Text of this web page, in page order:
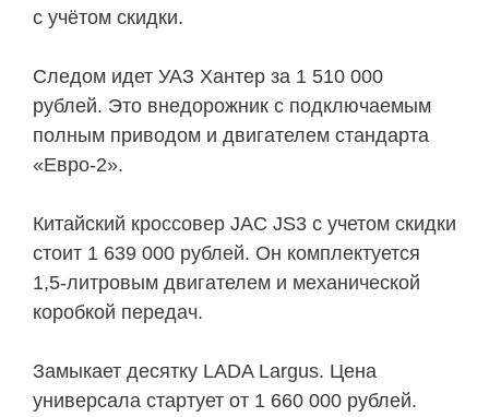
с учётом скидки.
Следом идет УАЗ Хантер за 1 510 000
рублей. Это внедорожник с подключаемым
полным приводом и двигателем стандарта
«Евро-2».
Китайский кроссовер JAC JS3 с учетом скидки
стоит 1 639 000 рублей. Он комплектуется
1,5-литровым двигателем и механической
коробкой передач.
Замыкает десятку LADA Largus. Цена
универсала стартует от 1 660 000 рублей.